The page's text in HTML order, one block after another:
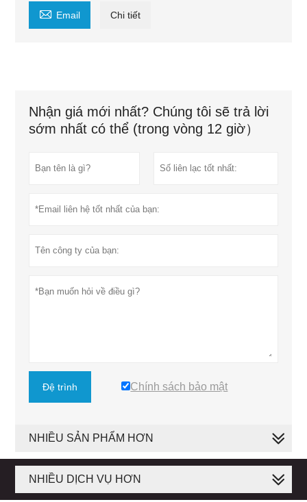
 Email Chi tiết
Nhận giá mới nhất? Chúng tôi sẽ trả lời
sớm nhất có thể (trong vòng 12 giờ）
Đệ trình Chính sách bảo mật
NHIỀU SẢN PHẨM HƠN
NHIỀU DỊCH VỤ HƠN